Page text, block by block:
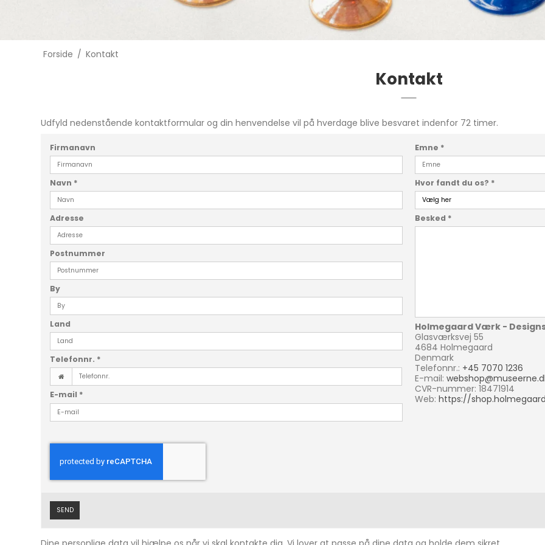
Forside / Kontakt
Kontakt
Udfyld nedenstående kontaktformular og din henvendelse vil på hverdage blive besvaret indenfor 72 timer.
Firmanavn
Navn *
Adresse
Postnummer
By
Land
Telefonnr. *
E-mail *
Emne *
Hvor fandt du os? *
Besked *
Holmegaard Værk -
Glasværksvej 55
4684 Holmegaard
Denmark
Telefonnr.: +45 7070 1236
E-mail:
CVR-nummer: 18471914
Web: https://
SEND